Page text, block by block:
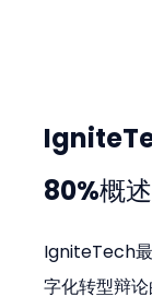
80%概述
IgniteTech
字化转型辩